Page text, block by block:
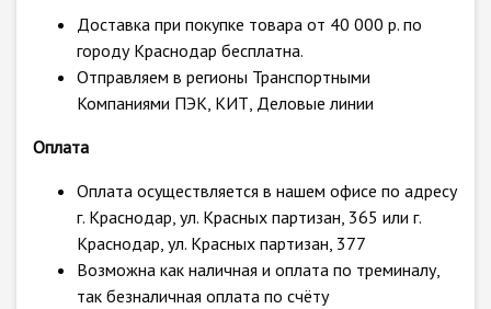
Доставка при покупке товара от 40 000 р. по
городу Краснодар бесплатна.
Отправляем в регионы Транспортными
Компаниями ПЭК, КИТ, Деловые линии
Оплата
Оплата осуществляется в нашем офисе по адресу
г. Краснодар, ул. Красных партизан, 365 или г.
Краснодар, ул. Красных партизан, 377
Возможна как наличная и оплата по треминалу,
так безналичная оплата по счёту